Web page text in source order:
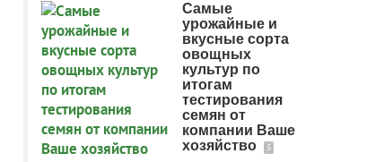
Самые
урожайные и
вкусные сорта
овощных
культур по
итогам
тестирования
семян от
компании Ваше
хозяйство
5